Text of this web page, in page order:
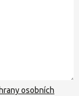
osobních